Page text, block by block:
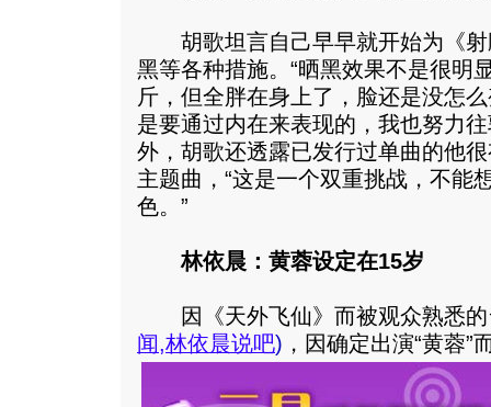
胡歌坦言自己早早就开始为《射
黑等各种措施。“晒黑效果不是很明
斤，但全胖在身上了，脸还是没怎
是要通过内在来表现的，我也努力
外，胡歌还透露已发行过单曲的他
主题曲，“这是一个双重挑战，不能
色。”
林依晨：黄蓉设定在15岁
因《天外飞仙》而被观众熟悉的
闻,林依晨说吧) ，因确定出演“黄蓉”